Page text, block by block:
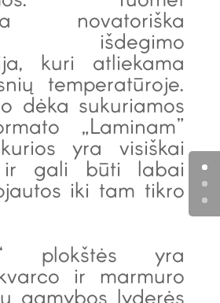
novatoriška
išdegimo
kuri atliekama
temperatūroje.
dėka sukuriamos
„Laminam”
yra visiškai
ir gali būti labai
iki tam tikro
plokštės yra
ir marmuro
gamybos lyderės